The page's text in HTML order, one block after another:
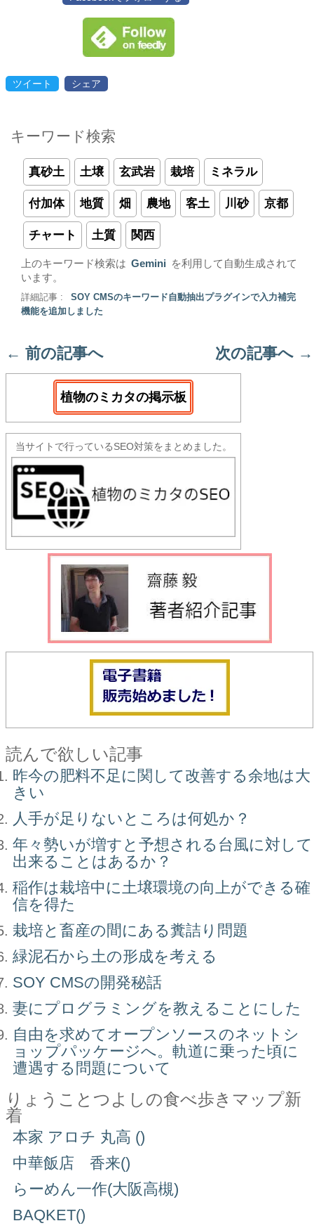
ツイート シェア
キーワード検索
真砂土 土壌 玄武岩 栽培 ミネラル
付加体 地質 畑 農地 客土 川砂 京都
チャート 土質 関西
上のキーワード検索は Gemini
を利用して自動生成されて
います。
詳細記事 :
SOY CMSのキーワード自動抽出プラグインで入力補完
機能を追加しました
← 前の記事へ 次の記事へ →
植物のミカタの掲示板
当サイトで行っているSEO対策をまとめました。
読んで欲しい記事
昨今の肥料不足に関して改善する余地は大
きい
人手が足りないところは何処か？
年々勢いが増すと予想される台風に対して
出来ることはあるか？
稲作は栽培中に土壌環境の向上ができる確
信を得た
栽培と畜産の間にある糞詰り問題
緑泥石から土の形成を考える
SOY CMSの開発秘話
妻にプログラミングを教えることにした
自由を求めてオープンソースのネットシ
ョップパッケージへ。軌道に乗った頃に
遭遇する問題について
りょうことつよしの食べ歩きマップ新
着
本家 アロチ 丸高 ()
中華飯店 香来()
らーめん一作(大阪高槻)
BAQKET()